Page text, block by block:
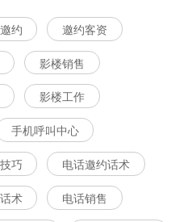
约 邀约客资
影楼销售
影楼工作
手机呼叫中心
巧 电话邀约话术
术 电话销售